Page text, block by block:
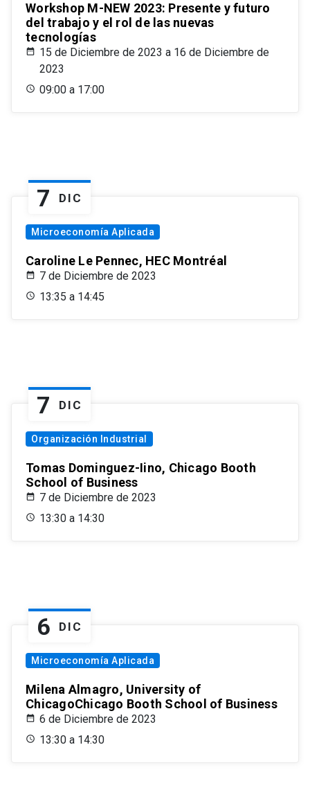
Workshop M-NEW 2023: Presente y futuro
del trabajo y el rol de las nuevas
tecnologías
15 de Diciembre de 2023 a 16 de Diciembre de
2023
09:00 a 17:00
7 DIC
Microeconomía Aplicada
Caroline Le Pennec, HEC Montréal
7 de Diciembre de 2023
13:35 a 14:45
7 DIC
Organización Industrial
Tomas Dominguez-Iino, Chicago Booth
School of Business
7 de Diciembre de 2023
13:30 a 14:30
6 DIC
Microeconomía Aplicada
Milena Almagro, University of
ChicagoChicago Booth School of Business
6 de Diciembre de 2023
13:30 a 14:30